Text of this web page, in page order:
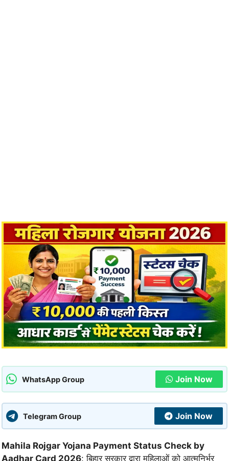
WhatsApp Group Join Now
Telegram Group Join Now
Mahila Rojgar Yojana Payment Status Check by
Aadhar Card 2026: बिहार सरकार द्वारा महिलाओं को आत्मनिर्भर